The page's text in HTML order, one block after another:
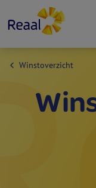
Winstoverzicht